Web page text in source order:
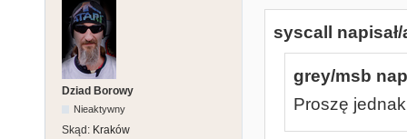
Dziad Borowy
Nieaktywny
Skąd: Kraków
syscall napisał/
grey/msb
Proszę